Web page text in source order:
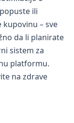
ili
– sve
da li planirate
sistem za
platformu.
na zdrave